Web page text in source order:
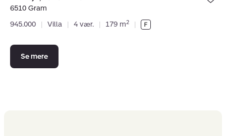
under dine
6510 Gram
945.000
| Villa | 4 vær. | 179 m2 |
Se mere